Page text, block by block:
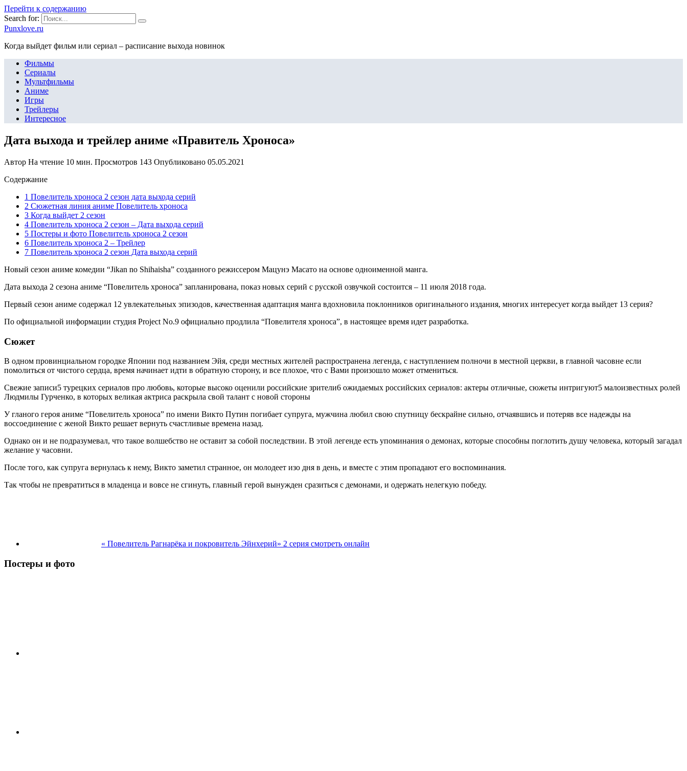
Перейти к содержанию
Search for:
Punxlove.ru
Когда выйдет фильм или сериал – расписание выхода новинок
Фильмы
Сериалы
Мультфильмы
Аниме
Игры
Трейлеры
Интересное
Дата выхода и трейлер аниме «Правитель Хроноса»
Автор На чтение 10 мин. Просмотров 143 Опубликовано 05.05.2021
Содержание
1 Повелитель хроноса 2 сезон дата выхода серий
2 Сюжетная линия аниме Повелитель хроноса
3 Когда выйдет 2 сезон
4 Повелитель хроноса 2 сезон – Дата выхода серий
5 Постеры и фото Повелитель хроноса 2 сезон
6 Повелитель хроноса 2 – Трейлер
7 Повелитель хроноса 2 сезон Дата выхода серий
Новый сезон аниме комедии “Jikan no Shihaisha” созданного режиссером Мацунэ Масато на основе одноименной манга.
Дата выхода 2 сезона аниме “Повелитель хроноса” запланирована, показ новых серий с русской озвучкой состоится – 11 июля 2018 года.
Первый сезон аниме содержал 12 увлекательных эпизодов, качественная адаптация манга вдохновила поклонников оригинального издания, многих интересует когда выйдет 13 серия?
По официальной информации студия Project No.9 официально продлила “Повелителя хроноса”, в настоящее время идет разработка.
Сюжет
В одном провинциальном городке Японии под названием Эйя, среди местных жителей распространена легенда, с наступлением полночи в местной церкви, в главной часовне если
помолиться от чистого сердца, время начинает идти в обратную сторону, и все плохое, что с Вами произошло может отмениться.
Свежие записи5 турецких сериалов про любовь, которые высоко оценили российские зрители6 ожидаемых российских сериалов: актеры отличные, сюжеты интригуют5 малоизвестных ролей
Людмилы Гурченко, в которых великая актриса раскрыла свой талант с новой стороны
У гланого героя аниме “Повелитель хроноса” по имени Викто Путин погибает супруга, мужчина любил свою спутницу бескрайне сильно, отчаявшись и потеряв все надежды на
воссоединение с женой Викто решает вернуть счастливые времена назад.
Однако он и не подразумевал, что такое волшебство не оставит за собой последствии. В этой легенде есть упоминания о демонах, которые способны поглотить душу человека, который загадал
желание у часовни.
После того, как супруга вернулась к нему, Викто заметил странное, он молодеет изо дня в день, и вместе с этим пропадают его воспоминания.
Так чтобы не превратиться в младенца и вовсе не сгинуть, главный герой вынужден сразиться с демонами, и одержать нелегкую победу.
« Повелитель Рагнарёка и покровитель Эйнхерий» 2 серия смотреть онлайн
Постеры и фото